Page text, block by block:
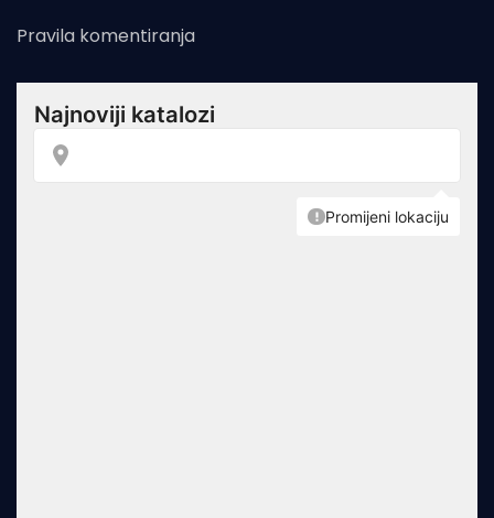
Pravila komentiranja